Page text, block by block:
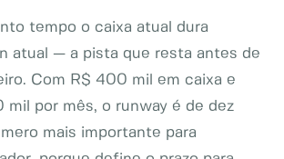
tempo o caixa atual dura
atual — a pista que resta antes de
Com R$ 400 mil em caixa e
mil por mês, o runway é de dez
mais importante para